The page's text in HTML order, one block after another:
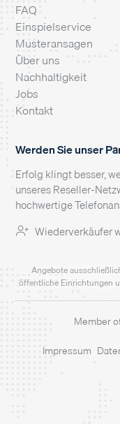
FAQ
Einspielservice
Musteransagen
Über uns
Nachhaltigkeit
Jobs
Kontakt
Werden Sie unser
Erfolg klingt besser,
unseres Reseller-
hochwertige
Wiederverkäufer
Angebote
öffentliche Einrichtungen
Member
Impressum